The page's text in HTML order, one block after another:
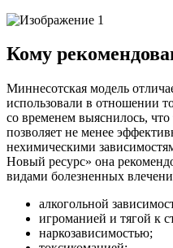
Кому
Миннесотская модель
использовали в отношении
со временем выяснилось, что
позволяет не менее
нехимическими
Новый ресурс» она
видами болезненных
алкогольной
игроманией и тягой к
наркозависимостью;